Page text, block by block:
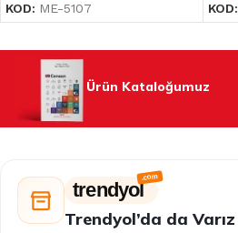
KOD: ME-5107
KOD:
Ürün Kataloğumuz
trendyol
Trendyol’da da Varız